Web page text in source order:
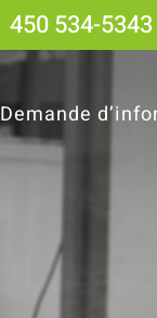
450 534-5343
Demande